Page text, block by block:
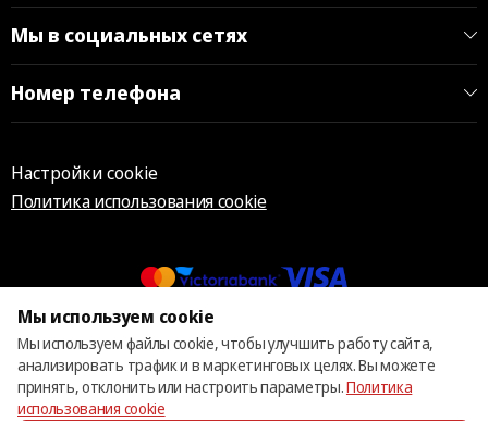
Мы в социальных сетях
Номер телефона
Настройки cookie
Политика использования cookie
© 2013 – 2026 ECOM
Мы используем cookie
Мы используем файлы cookie, чтобы улучшить работу сайта,
анализировать трафик и в маркетинговых целях. Вы можете
принять, отклонить или настроить параметры.Политика
использования cookie